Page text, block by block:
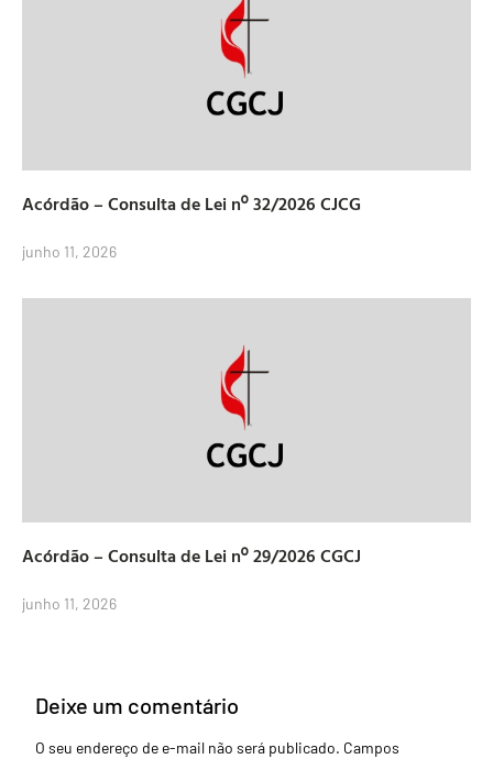
Acórdão – Consulta de Lei nº 32/2026 CJCG
junho 11, 2026
Acórdão – Consulta de Lei nº 29/2026 CGCJ
junho 11, 2026
Deixe um comentário
O seu endereço de e-mail não será publicado. Campos